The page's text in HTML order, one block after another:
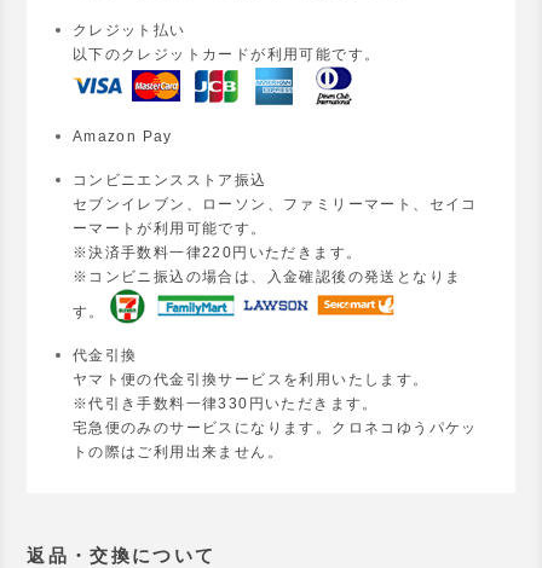
クレジット払い
以下のクレジットカードが利用可能です。
Amazon Pay
コンビニエンスストア振込
セブンイレブン、ローソン、ファミリーマート、セイコ
ーマートが利用可能です。
※決済手数料一律220円いただきます。
※コンビニ振込の場合は、入金確認後の発送となりま
す。
代金引換
ヤマト便の代金引換サービスを利用いたします。
※代引き手数料一律330円いただきます。
宅急便のみのサービスになります。クロネコゆうパケッ
トの際はご利用出来ません。
返品・交換について